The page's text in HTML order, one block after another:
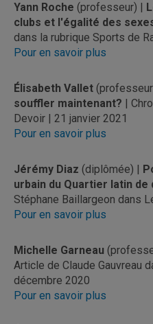
Yann Roche (professeur) |
clubs et l'égalité des
dans la rubrique Sports de
Pour en savoir plus
Élisabeth Vallet
souffler maintenant? |
Devoir | 21 janvier 2021
Pour en savoir plus
Jérémy Diaz (diplômée) |
urbain du Quartier latin
Stéphane Baillargeon dans
Pour en savoir plus
Michelle Garneau
Article de Claude Gauvreau
décembre 2020
Pour en savoir plus